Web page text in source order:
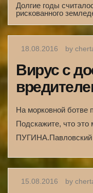
Долгие годы
рискованного
18.08.2016 by
Вирус с
На морковной ботве
Подскажите, что
ПУГИНА.Павловский
15.08.2016 by